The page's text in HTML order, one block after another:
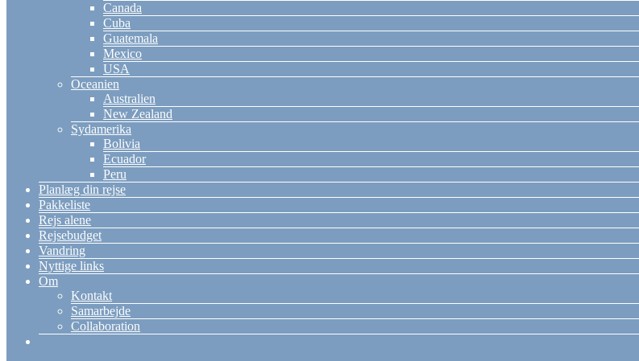
Canada
Cuba
Guatemala
Mexico
USA
Oceanien
Australien
New Zealand
Sydamerika
Bolivia
Ecuador
Peru
Planlæg din rejse
Pakkeliste
Rejs alene
Rejsebudget
Vandring
Nyttige links
Om
Kontakt
Samarbejde
Collaboration